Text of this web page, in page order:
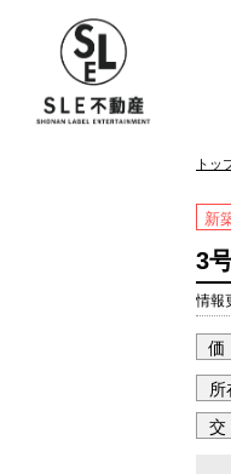
トッ
新
3
情報
所